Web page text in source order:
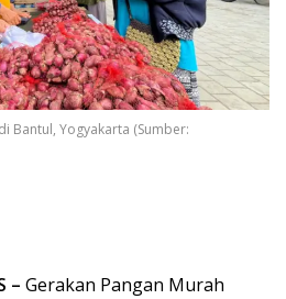
Bantul, Yogyakarta (Sumber:
– Gerakan Pangan Murah